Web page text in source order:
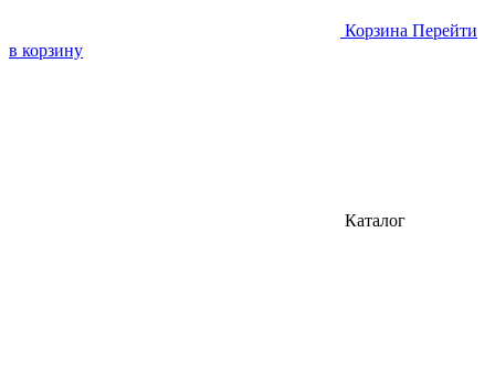
Корзина Перейти
в корзину
Каталог